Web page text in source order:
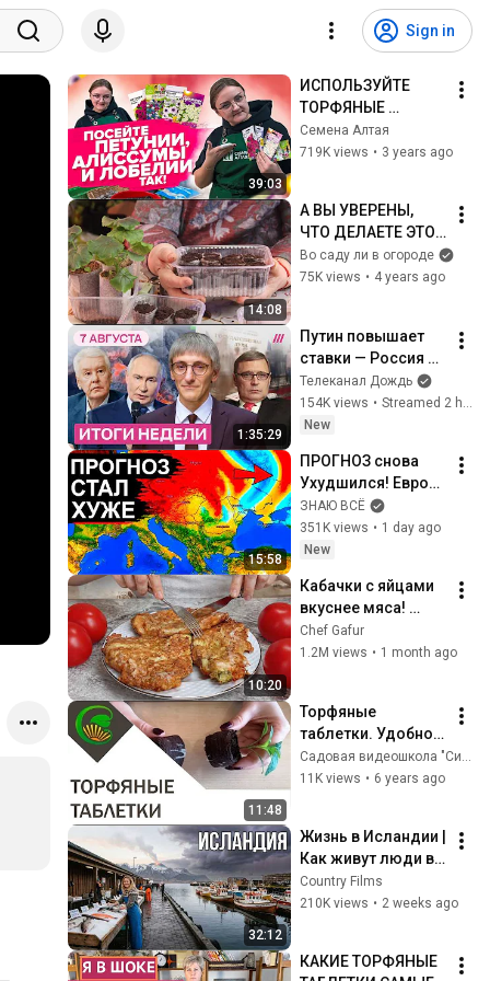
Sign in
39:03
ИСПОЛЬЗУЙТЕ
ТОРФЯНЫЕ
ТАБЛЕТКИ
ПРАВИЛЬНО!
ЛОБЕЛИЙ И
АЛИССУМА
Семена Алтая
719K views • 3 years ago
14:08
А ВЫ УВЕРЕНЫ,
ЧТО ДЕЛАЕТЕ ЭТО
ПРАВИЛЬНО?
ТОРФЯНЫЕ
использовать
Во саду ли в огороде
75K views • 4 years ago
1:35:29
Путин повышает
ставки — Россия
горит. ФСБ берет
власть. Агония
WIldberries. Снимут
Телеканал Дождь
154K views •
New
15:58
ПРОГНОЗ снова
Ухудшился! Европу
и Россию ждут
резкие перемены.
Новый удар на
ЗНАЮ ВСЁ
351K views • 1 day ago
New
10:20
Кабачки с яйцами
вкуснее мяса!
Мало кто знает
секрет! Бабушка
Chef Gafur
1.2M views • 1 month ago
11:48
Торфяные
таблетки. Удобно и
эффективно
11K views • 6 years ago
32:12
Жизнь в Исландии |
Как живут люди в
стране без
комаров,
Country Films
210K views • 2 weeks ago
КАКИЕ ТОРФЯНЫЕ